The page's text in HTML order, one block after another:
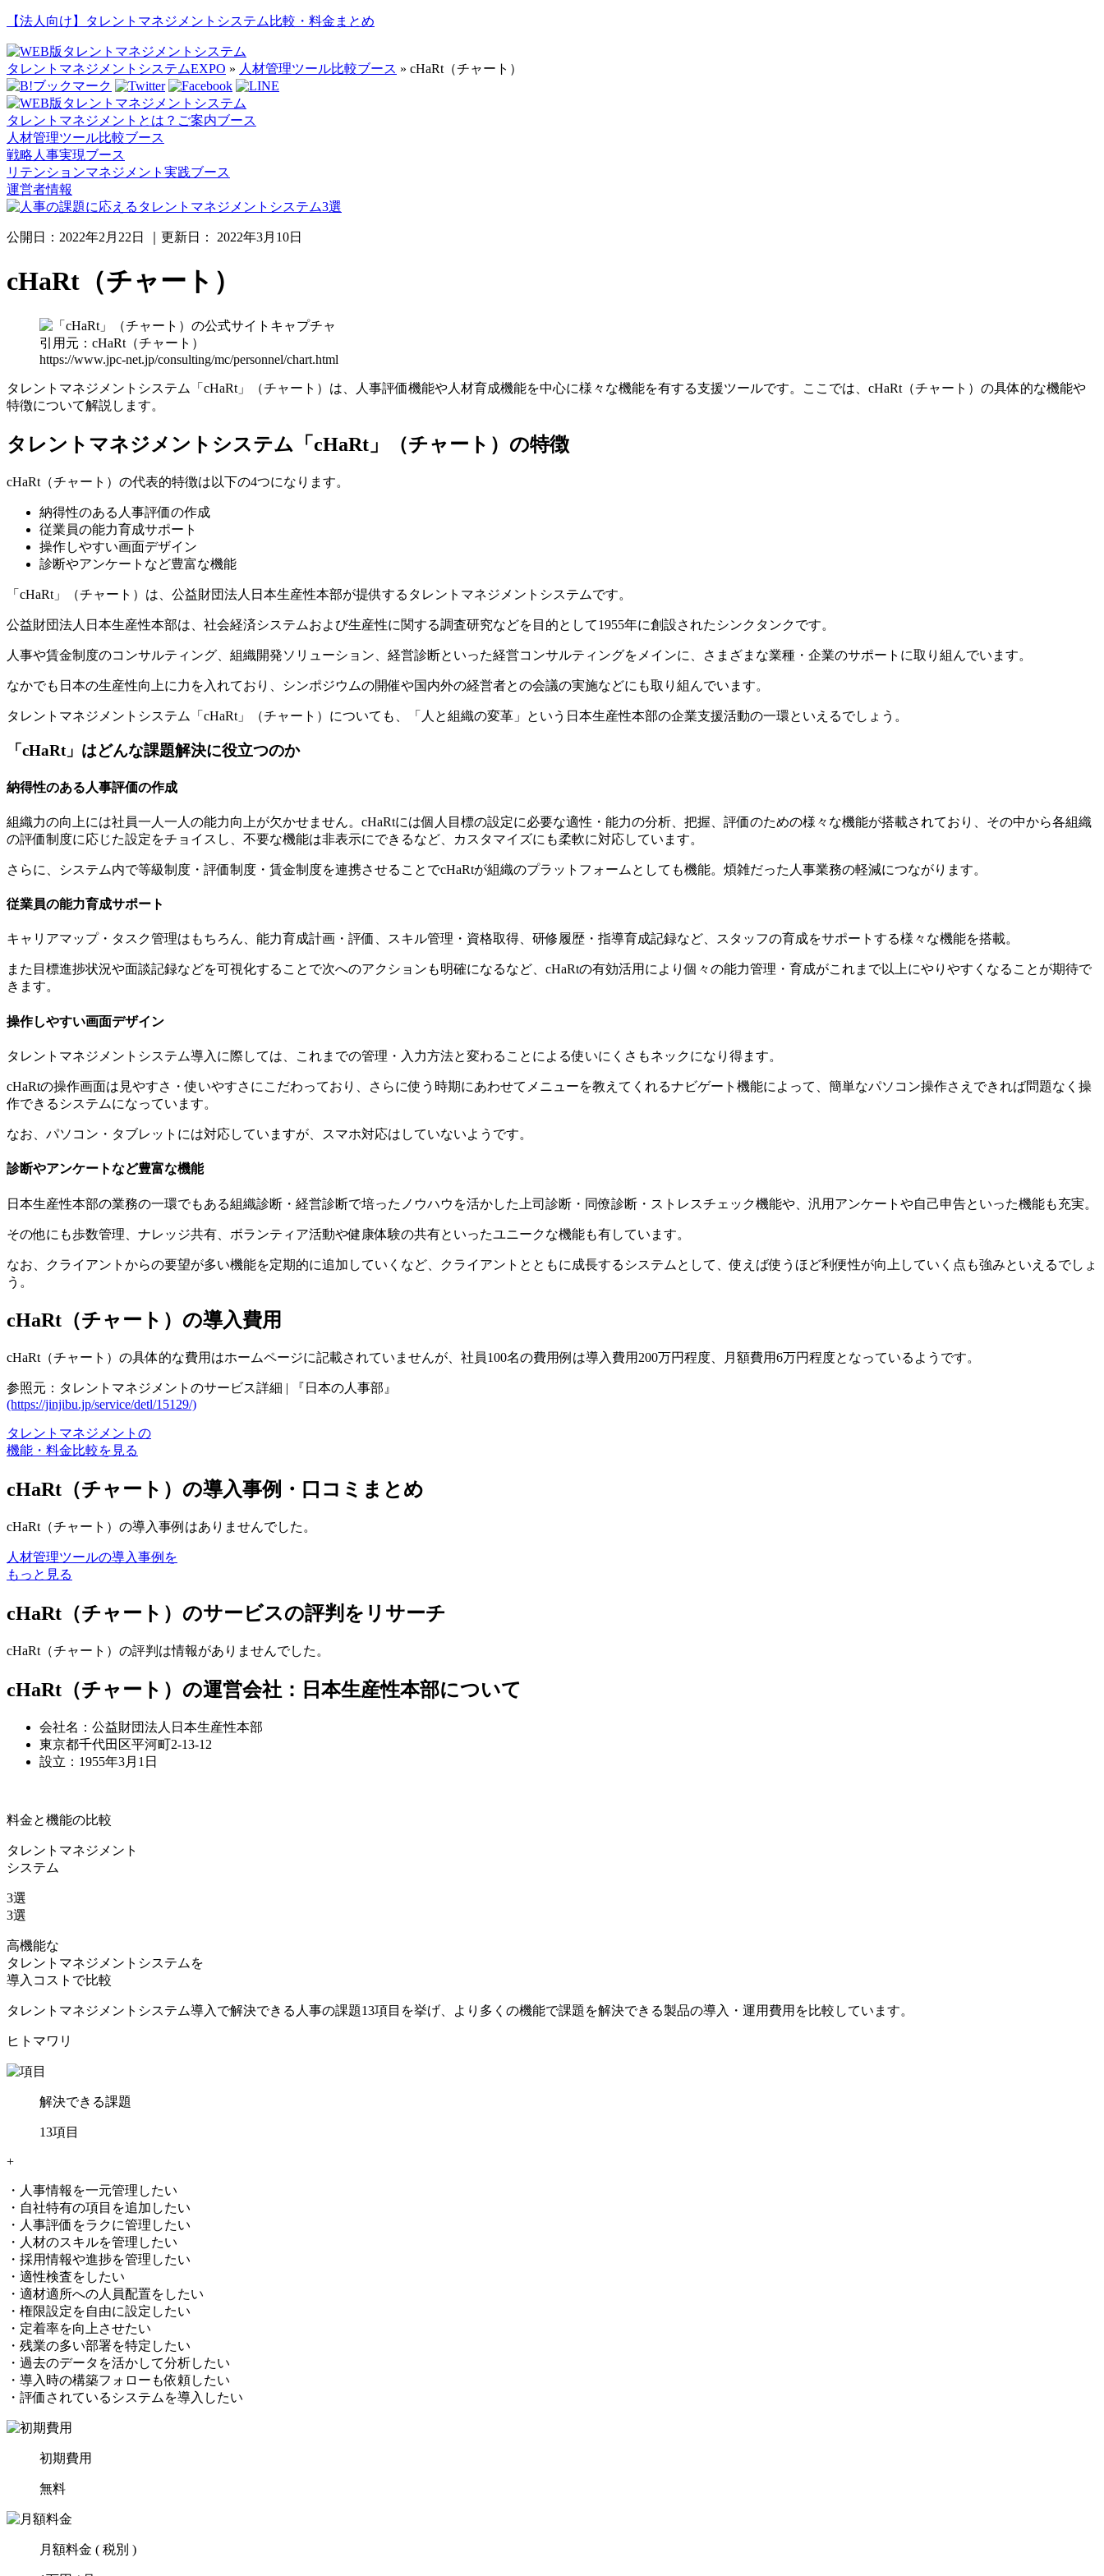
【法人向け】タレントマネジメントシステム比較・料金まとめ
タレントマネジメントシステムEXPO » 人材管理ツール比較ブース » cHaRt（チャート）
タレントマネジメントとは？ご案内ブース
人材管理ツール比較ブース
戦略人事実現ブース
リテンションマネジメント実践ブース
運営者情報
公開日： 2022年2月22日 ｜更新日： 2022年3月10日
cHaRt（チャート）
引用元：cHaRt（チャート）
https://www.jpc-net.jp/consulting/mc/personnel/chart.html
タレントマネジメントシステム「cHaRt」（チャート）は、人事評価機能や人材育成機能を中心に様々な機能を有する支援ツールです。ここでは、cHaRt（チャート）の具体的な機能や
特徴について解説します。
タレントマネジメントシステム「cHaRt」（チャート）の特徴
cHaRt（チャート）の代表的特徴は以下の4つになります。
納得性のある人事評価の作成
従業員の能力育成サポート
操作しやすい画面デザイン
診断やアンケートなど豊富な機能
「cHaRt」（チャート）は、公益財団法人日本生産性本部が提供するタレントマネジメントシステムです。
公益財団法人日本生産性本部は、社会経済システムおよび生産性に関する調査研究などを目的として1955年に創設されたシンクタンクです。
人事や賃金制度のコンサルティング、組織開発ソリューション、経営診断といった経営コンサルティングをメインに、さまざまな業種・企業のサポートに取り組んでいます。
なかでも日本の生産性向上に力を入れており、シンポジウムの開催や国内外の経営者との会議の実施などにも取り組んでいます。
タレントマネジメントシステム「cHaRt」（チャート）についても、「人と組織の変革」という日本生産性本部の企業支援活動の一環といえるでしょう。
「cHaRt」はどんな課題解決に役立つのか
納得性のある人事評価の作成
組織力の向上には社員一人一人の能力向上が欠かせません。cHaRtには個人目標の設定に必要な適性・能力の分析、把握、評価のための様々な機能が搭載されており、その中から各組織
の評価制度に応じた設定をチョイスし、不要な機能は非表示にできるなど、カスタマイズにも柔軟に対応しています。
さらに、システム内で等級制度・評価制度・賃金制度を連携させることでcHaRtが組織のプラットフォームとしても機能。煩雑だった人事業務の軽減につながります。
従業員の能力育成サポート
キャリアマップ・タスク管理はもちろん、能力育成計画・評価、スキル管理・資格取得、研修履歴・指導育成記録など、スタッフの育成をサポートする様々な機能を搭載。
また目標進捗状況や面談記録などを可視化することで次へのアクションも明確になるなど、cHaRtの有効活用により個々の能力管理・育成がこれまで以上にやりやすくなることが期待で
きます。
操作しやすい画面デザイン
タレントマネジメントシステム導入に際しては、これまでの管理・入力方法と変わることによる使いにくさもネックになり得ます。
cHaRtの操作画面は見やすさ・使いやすさにこだわっており、さらに使う時期にあわせてメニューを教えてくれるナビゲート機能によって、簡単なパソコン操作さえできれば問題なく操
作できるシステムになっています。
なお、パソコン・タブレットには対応していますが、スマホ対応はしていないようです。
診断やアンケートなど豊富な機能
日本生産性本部の業務の一環でもある組織診断・経営診断で培ったノウハウを活かした上司診断・同僚診断・ストレスチェック機能や、汎用アンケートや自己申告といった機能も充実。
その他にも歩数管理、ナレッジ共有、ボランティア活動や健康体験の共有といったユニークな機能も有しています。
なお、クライアントからの要望が多い機能を定期的に追加していくなど、クライアントとともに成長するシステムとして、使えば使うほど利便性が向上していく点も強みといえるでしょ
う。
cHaRt（チャート）の導入費用
cHaRt（チャート）の具体的な費用はホームページに記載されていませんが、社員100名の費用例は導入費用200万円程度、月額費用6万円程度となっているようです。
参照元：タレントマネジメントのサービス詳細 | 『日本の人事部』
(https://jinjibu.jp/service/detl/15129/)
タレントマネジメントの
機能・料金比較を見る
cHaRt（チャート）の導入事例・口コミまとめ
cHaRt（チャート）の導入事例はありませんでした。
人材管理ツールの導入事例を
もっと見る
cHaRt（チャート）のサービスの評判をリサーチ
cHaRt（チャート）の評判は情報がありませんでした。
cHaRt（チャート）の運営会社：日本生産性本部について
会社名：公益財団法人日本生産性本部
東京都千代田区平河町2-13-12
設立：1955年3月1日
料金と機能の比較
タレントマネジメント
システム
3選
3選
高機能な
タレントマネジメントシステムを
導入コストで比較
タレントマネジメントシステム導入で解決できる人事の課題13項目を挙げ、より多くの機能で課題を解決できる製品の導入・運用費用を比較しています。
ヒトマワリ
解決できる課題
13項目
+
・人事情報を一元管理したい
・自社特有の項目を追加したい
・人事評価をラクに管理したい
・人材のスキルを管理したい
・採用情報や進捗を管理したい
・適性検査をしたい
・適材適所への人員配置をしたい
・権限設定を自由に設定したい
・定着率を向上させたい
・残業の多い部署を特定したい
・過去のデータを活かして分析したい
・導入時の構築フォローも依頼したい
・評価されているシステムを導入したい
初期費用
無料
月額料金 ( 税別 )